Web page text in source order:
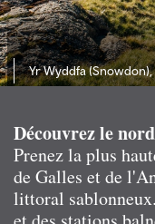
Yr Wyddfa
Découvrez le
Prenez la plus
de Galles et de
littoral